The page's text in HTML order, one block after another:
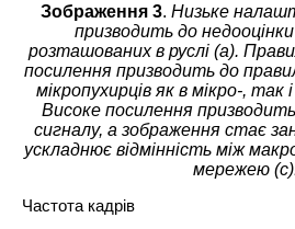
Зображення 3. Низьке
призводить до недооцінки
розташованих в руслі (а).
посилення призводить до
мікропухирців як в мікро-, так
Високе посилення
сигналу, а зображення стає
ускладнює відмінність між
мережею
Частота кадрів